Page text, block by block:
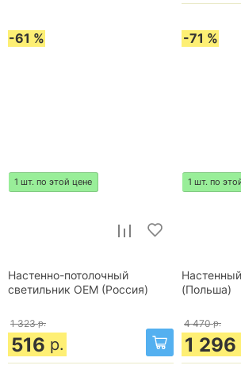
-61 %
1 шт. по этой цене
Настенно-потолочный
светильник OEM (Россия)
1 323 р.
516 р.
-71 %
1 шт. по
(Польша)
4 470 р.
1 296